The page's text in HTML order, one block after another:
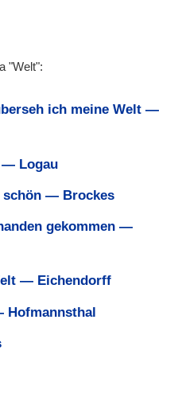
"Welt":
ich meine Welt —
— Logau
schön — Brockes
gekommen —
— Eichendorff
Hofmannsthal